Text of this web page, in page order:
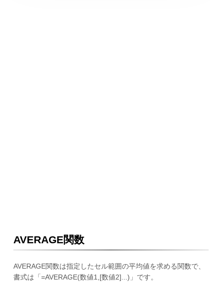
AVERAGE関数
AVERAGE関数は指定したセル範囲の平均値を求める関数で、
書式は「=AVERAGE(数値1,[数値2]...)」です。